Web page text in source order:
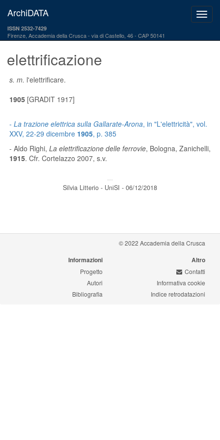
ArchiDATA
ISSN 2532-7429
Firenze, Accademia della Crusca via di Castello, 46 - CAP 50141
elettrificazione
s. m. l'elettrificare.
1905[GRADIT 1917]
- La trazione elettrica sulla Gallarate-Arona, in "L'elettricità", vol.
XXV, 22-29 dicembre 1905, p. 385
- Aldo Righi, La elettrificazione delle ferrovie, Bologna, Zanichelli,
1915. Cfr. Cortelazzo 2007, s.v.
---
Silvia Litterio - UniSI - 06/12/2018
© 2022 Accademia della Crusca
Informazioni
Progetto
Autori
Bibliografia
Altro
Contatti
Informativa cookie
Indice retrodatazioni